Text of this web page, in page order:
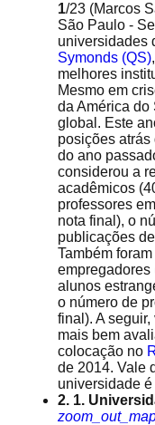
1/23 (Marcos
São Paulo -
universidades
Symonds (QS),
melhores
Mesmo em
da América do
global. Este
posições
do ano
considerou a
acadêmicos
professores
nota final), o
publicações
Também
empregadores
alunos
o número de
final). A
mais bem
colocação no
de 2014. Vale
universidade
2. 1.